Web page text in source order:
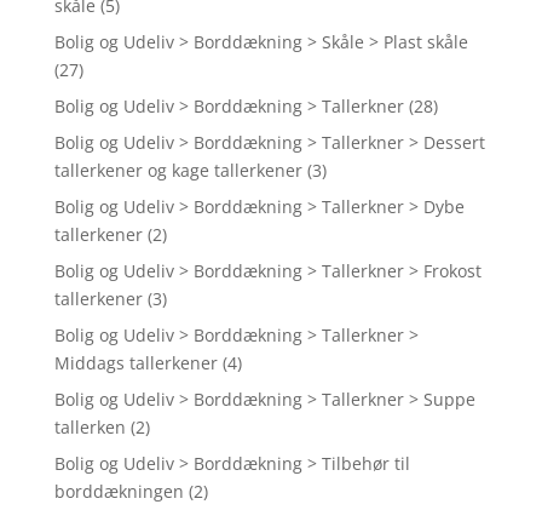
skåle (5)
Bolig og Udeliv > Borddækning > Skåle > Plast skåle
(27)
Bolig og Udeliv > Borddækning > Tallerkner (28)
Bolig og Udeliv > Borddækning > Tallerkner > Dessert
tallerkener og kage tallerkener (3)
Bolig og Udeliv > Borddækning > Tallerkner > Dybe
tallerkener (2)
Bolig og Udeliv > Borddækning > Tallerkner > Frokost
tallerkener (3)
Bolig og Udeliv > Borddækning > Tallerkner >
Middags tallerkener (4)
Bolig og Udeliv > Borddækning > Tallerkner > Suppe
tallerken (2)
Bolig og Udeliv > Borddækning > Tilbehør til
borddækningen (2)